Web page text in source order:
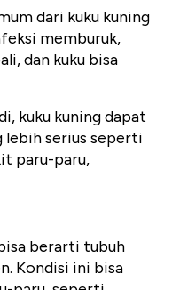
dari kuku kuning
memburuk,
dan kuku bisa
kuku kuning dapat
lebih serius seperti
paru-paru,
berarti tubuh
Kondisi ini bisa